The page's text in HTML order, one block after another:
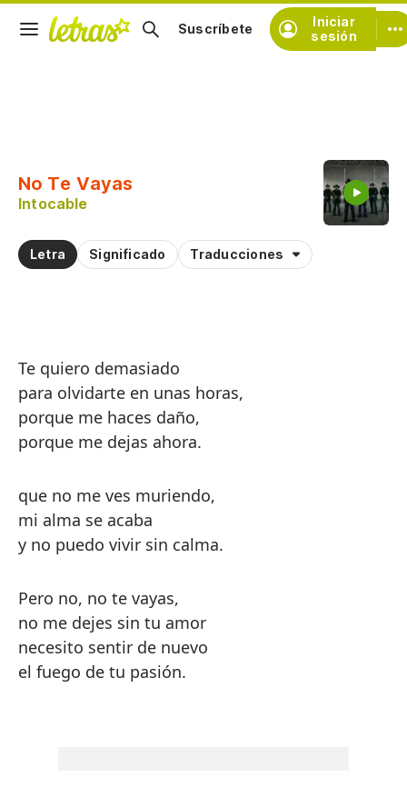
Iniciar
sesión
Suscríbete
No Te Vayas
Intocable
Letra Significado Traducciones
Te quiero demasiado
para olvidarte en unas horas,
porque me haces daño,
porque me dejas ahora.
que no me ves muriendo,
mi alma se acaba
y no puedo vivir sin calma.
Pero no, no te vayas,
no me dejes sin tu amor
necesito sentir de nuevo
el fuego de tu pasión.
Practicar la pronunciación de